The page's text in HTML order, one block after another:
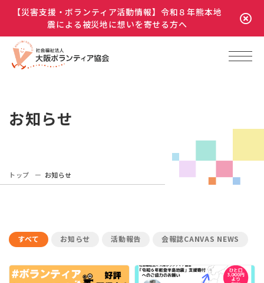
【災害支援・ボランティア活動情報】令和８年熊本地
震による被災地に想いを寄せる方へ
お知らせ
トップ お知らせ
すべて お知らせ 活動報告 会報誌CANVAS NEWS